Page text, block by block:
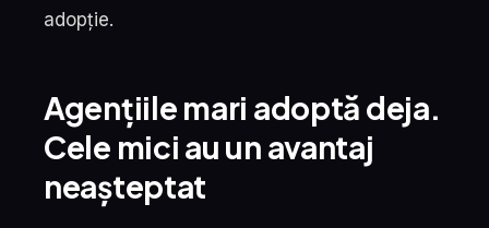
adopție.
Agențiile mari adoptă deja.
Cele mici au un avantaj
neașteptat